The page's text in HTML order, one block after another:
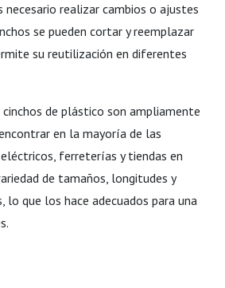
necesario realizar cambios o ajustes
se pueden cortar y reemplazar
su reutilización en diferentes
de plástico son ampliamente
en la mayoría de las
ferreterías y tiendas en
de tamaños, longitudes y
lo que los hace adecuados para una